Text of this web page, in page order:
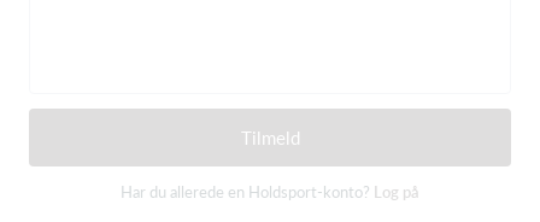
Tilmeld
Har du allerede en Holdsport-konto? Log på